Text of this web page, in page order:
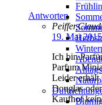
Antworten
19. Mai
Ich bin
Parfum
Leider erhält
Douglas
Kaufhof